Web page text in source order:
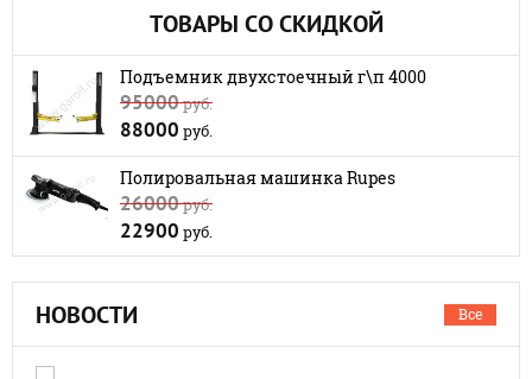
ТОВАРЫ СО СКИДКОЙ
Подъемник двухстоечный г\п 4000
95000руб.
88000 руб.
Полировальная машинка Rupes
26000руб.
22900 руб.
НОВОСТИ Все